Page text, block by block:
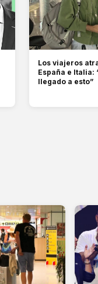
Los viajeros
España e Italia:
llegado a esto”